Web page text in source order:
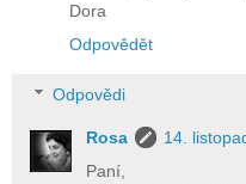
Dora
Odpovědět
Odpovědi
Rosa
14.
Paní,